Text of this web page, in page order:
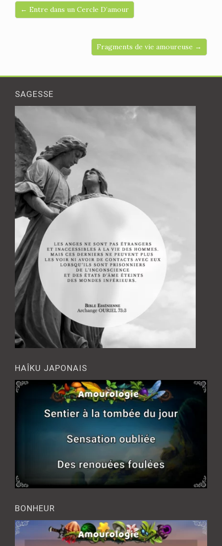
← Entre dans un Cercle D’amour
Fragments de vie amoureuse →
SAGESSE
HAÎKU JAPONAIS
BONHEUR